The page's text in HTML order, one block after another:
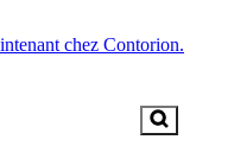
chez Contorion.